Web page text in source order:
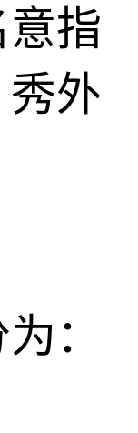
意指
外
：